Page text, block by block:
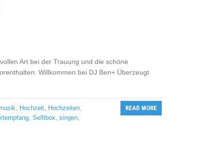
Art bei der Trauung und die schöne
Willkommen bei DJ Ben+ Überzeugt
, Hochzeit, Hochzeiten,
, Selfibox, singen,
READ MORE